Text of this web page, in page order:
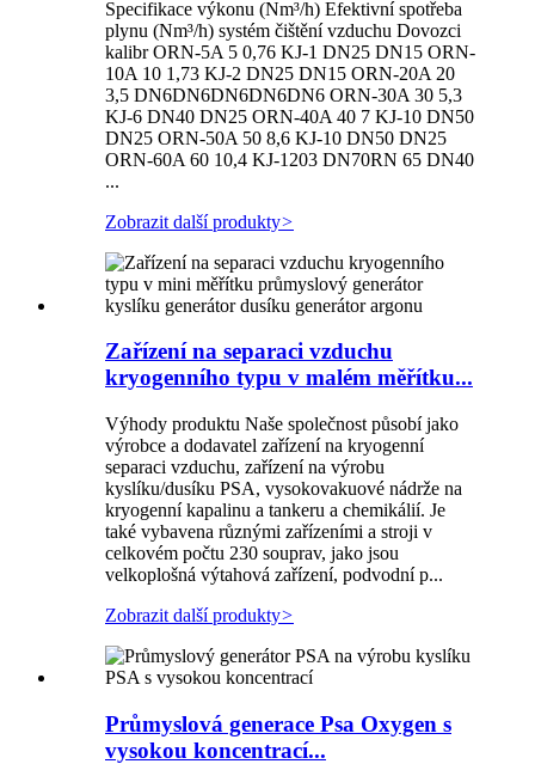
Specifikace výkonu (Nm³/h) Efektivní spotřeba
plynu (Nm³/h) systém čištění vzduchu Dovozci
kalibr ORN-5A 5 0,76 KJ-1 DN25 DN15 ORN-
10A 10 1,73 KJ-2 DN25 DN15 ORN-20A 20
3,5 DN6DN6DN6DN6DN6 ORN-30A 30 5,3
KJ-6 DN40 DN25 ORN-40A 40 7 KJ-10 DN50
DN25 ORN-50A 50 8,6 KJ-10 DN50 DN25
ORN-60A 60 10,4 KJ-1203 DN70RN 65 DN40
...
Zobrazit další produkty>
Zařízení na separaci vzduchu
kryogenního typu v malém měřítku...
Výhody produktu Naše společnost působí jako
výrobce a dodavatel zařízení na kryogenní
separaci vzduchu, zařízení na výrobu
kyslíku/dusíku PSA, vysokovakuové nádrže na
kryogenní kapalinu a tankeru a chemikálií. Je
také vybavena různými zařízeními a stroji v
celkovém počtu 230 souprav, jako jsou
velkoplošná výtahová zařízení, podvodní p...
Zobrazit další produkty>
Průmyslová generace Psa Oxygen s
vysokou koncentrací...